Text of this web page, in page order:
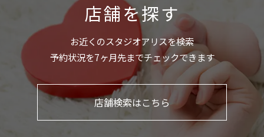
店舗を探す
お近くのスタジオアリスを検索
予約状況を7ヶ月先までチェックできます
店舗検索はこちら